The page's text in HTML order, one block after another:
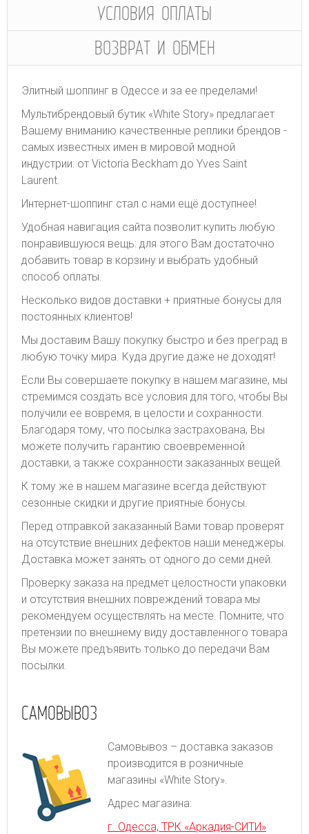
УСЛОВИЯ ОПЛАТЫ
ВОЗВРАТ И ОБМЕН
Элитный шоппинг в Одессе и за ее пределами!
Мультибрендовый бутик «White Story» предлагает
Вашему вниманию качественные реплики брендов -
самых известных имен в мировой модной
индустрии: от Victoria Beckham до Yves Saint
Laurent.
Интернет-шоппинг стал с нами ещё доступнее!
Удобная навигация сайта позволит купить любую
понравившуюся вещь: для этого Вам достаточно
добавить товар в корзину и выбрать удобный
способ оплаты.
Несколько видов доставки + приятные бонусы для
постоянных клиентов!
Мы доставим Вашу покупку быстро и без преград в
любую точку мира. Куда другие даже не доходят!
Если Вы совершаете покупку в нашем магазине, мы
стремимся создать все условия для того, чтобы Вы
получили ее вовремя, в целости и сохранности.
Благодаря тому, что посылка застрахована, Вы
можете получить гарантию своевременной
доставки, а также сохранности заказанных вещей.
К тому же в нашем магазине всегда действуют
сезонные скидки и другие приятные бонусы.
Перед отправкой заказанный Вами товар проверят
на отсутствие внешних дефектов наши менеджеры.
Доставка может занять от одного до семи дней.
Проверку заказа на предмет целостности упаковки
и отсутствия внешних повреждений товара мы
рекомендуем осуществлять на месте. Помните, что
претензии по внешнему виду доставленного товара
Вы можете предъявить только до передачи Вам
посылки.
САМОВЫВОЗ
Самовывоз – доставка заказов
производится в розничные
магазины «White Story».
Адрес магазина:
г. Одесса, ТРК «Аркадия-СИТИ»